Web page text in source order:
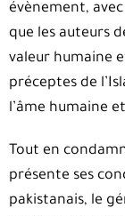
évènement,
que les auteurs
valeur humaine
préceptes de
l’âme humaine
Tout en
présente ses
pakistanais, le